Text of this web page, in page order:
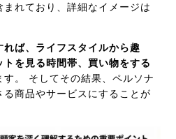
まれており、詳細なイメージは
れば、ライフスタイルから趣
を見る時間帯、買い物をする
す。 そしてその結果、ペルソナ
商品やサービスにすることが